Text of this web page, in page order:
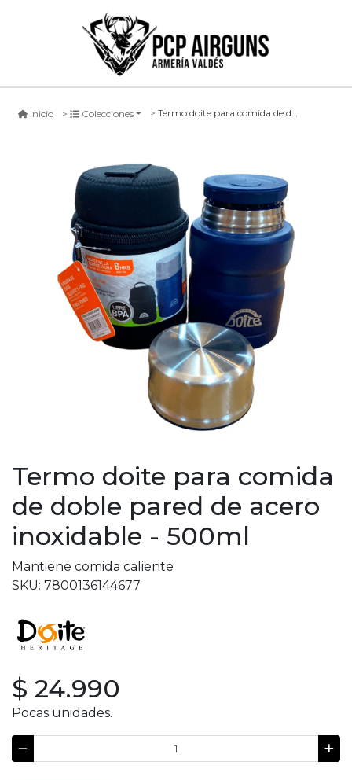
Inicio Colecciones Termo doite para comida de doble pared de acero inoxidable - 500ml
Termo doite para comida
de doble pared de acero
inoxidable - 500ml
Mantiene comida caliente
SKU: 7800136144677
$ 24.990
Pocas unidades.